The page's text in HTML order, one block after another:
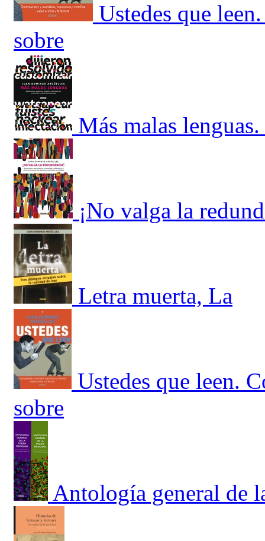
Ustedes que
sobre
Más malas
¡No valga la
Letra muerta, La
Ustedes que leen.
sobre
Antología general de